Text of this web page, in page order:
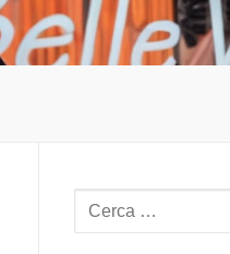
Cerca:
Cerca: